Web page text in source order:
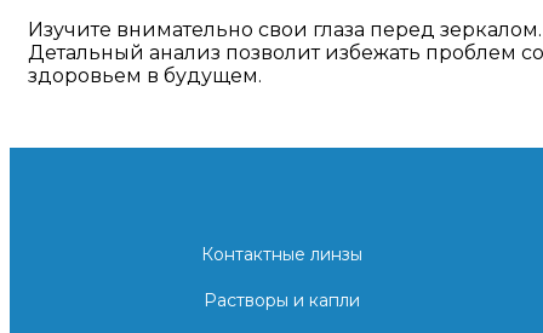
Изучите внимательно свои глаза перед зеркалом.
Детальный анализ позволит избежать проблем со
здоровьем в будущем.
Контактные линзы
Растворы и капли